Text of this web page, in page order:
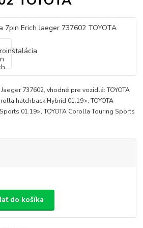
737602, vhodné pre vozidlá: TOYOTA
hatchback Hybrid 01.19>, TOYOTA
01.19>, TOYOTA Corolla Touring Sports
do košíka